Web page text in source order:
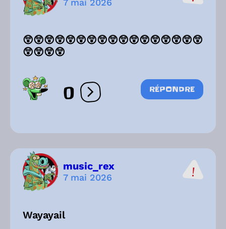
7 mai 2026
😲😲😲😲😲😲😲😲😲😲😲😲😲😲😲😲😲
😲😲😲😲
0 Ouvrir les réactions
RÉPONDRE
music_rex
7 mai 2026
Wayayail